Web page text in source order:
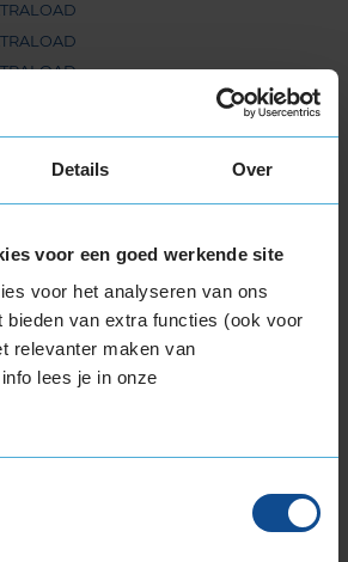
Details Over
voor een goed werkende site
voor het analyseren van ons
bieden van extra functies (ook voor
relevanter maken van
lees je in onze
RUNFLAT